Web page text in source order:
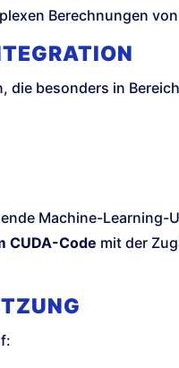
Berechnungen
die besonders in
Machine-Learning-
CUDA-Code mit der